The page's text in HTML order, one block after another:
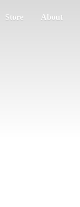
Store About